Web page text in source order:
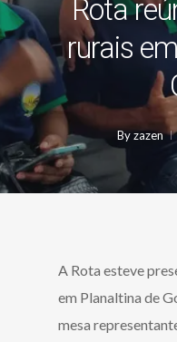
Rota
rurais
Byzazen
A Rota esteve
em Planaltina de
mesa